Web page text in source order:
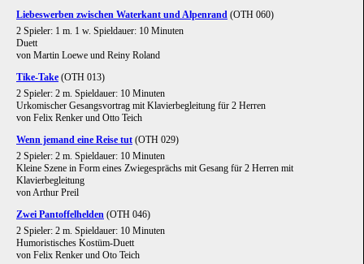
Liebeswerben zwischen Waterkant und Alpenrand (OTH 060)
2 Spieler: 1 m. 1 w. Spieldauer: 10 Minuten
Duett
von Martin Loewe und Reiny Roland
Tike-Take (OTH 013)
2 Spieler: 2 m. Spieldauer: 10 Minuten
Urkomischer Gesangsvortrag mit Klavierbegleitung für 2 Herren
von Felix Renker und Otto Teich
Wenn jemand eine Reise tut (OTH 029)
2 Spieler: 2 m. Spieldauer: 10 Minuten
Kleine Szene in Form eines Zwiegesprächs mit Gesang für 2 Herren mit
Klavierbegleitung
von Arthur Preil
Zwei Pantoffelhelden (OTH 046)
2 Spieler: 2 m. Spieldauer: 10 Minuten
Humoristisches Kostüm-Duett
von Felix Renker und Oto Teich